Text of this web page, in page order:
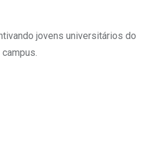
jovens universitários do